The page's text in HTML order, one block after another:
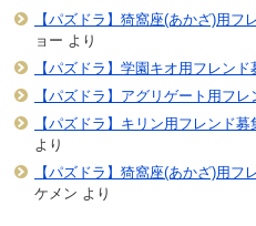
【パズドラ】猗窩座(あかざ)用フ
ョー より
【パズドラ】学園キオ用フレンド
【パズドラ】アグリゲート用フ
【パズドラ】キリン用フレンド
より
【パズドラ】猗窩座(あかざ)用フ
ケメン より